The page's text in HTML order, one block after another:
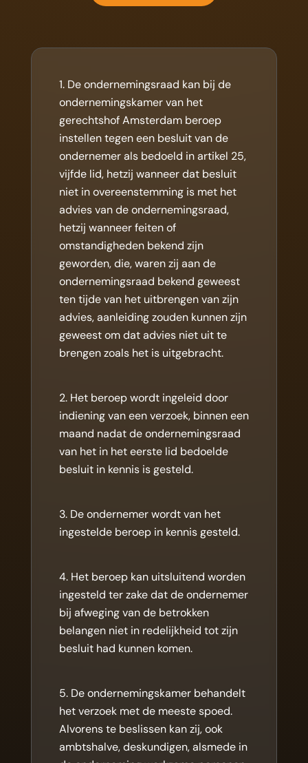
De ondernemingsraad kan bij de
ondernemingskamer van het
gerechtshof Amsterdam beroep
instellen tegen een besluit van de
ondernemer als bedoeld in artikel 25,
vijfde lid, hetzij wanneer dat besluit
niet in overeenstemming is met het
advies van de ondernemingsraad,
hetzij wanneer feiten of
omstandigheden bekend zijn
geworden, die, waren zij aan de
ondernemingsraad bekend geweest
ten tijde van het uitbrengen van zijn
advies, aanleiding zouden kunnen zijn
geweest om dat advies niet uit te
brengen zoals het is uitgebracht.
Het beroep wordt ingeleid door
indiening van een verzoek, binnen een
maand nadat de ondernemingsraad
van het in het eerste lid bedoelde
besluit in kennis is gesteld.
De ondernemer wordt van het
ingestelde beroep in kennis gesteld.
Het beroep kan uitsluitend worden
ingesteld ter zake dat de ondernemer
bij afweging van de betrokken
belangen niet in redelijkheid tot zijn
besluit had kunnen komen.
De ondernemingskamer behandelt
het verzoek met de meeste spoed.
Alvorens te beslissen kan zij, ook
ambtshalve, deskundigen, alsmede in